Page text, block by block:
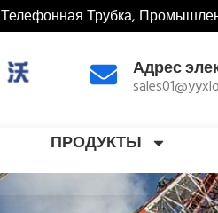
Телефонная Трубка,
Адрес
ПРОДУКТЫ